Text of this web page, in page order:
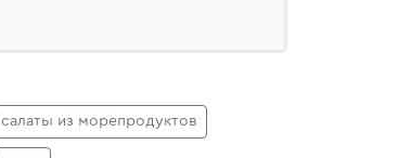
салаты из морепродуктов